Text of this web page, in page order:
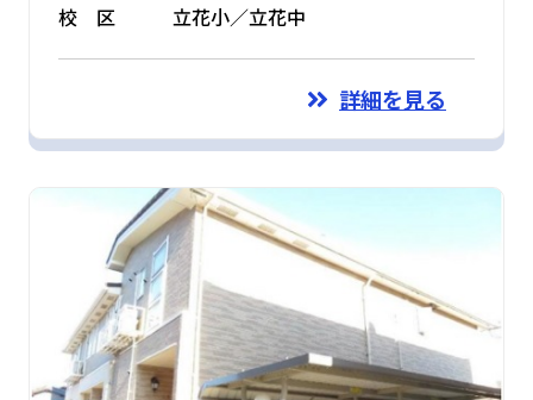
校 区
立花小／立花中
詳細を見る